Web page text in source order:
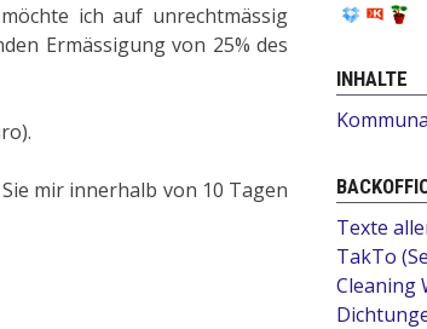
ich auf unrechtmässig
Ermässigung von 25% des
mir innerhalb von 10 Tagen
INHALTE
Texte
TakTo
Cleaning